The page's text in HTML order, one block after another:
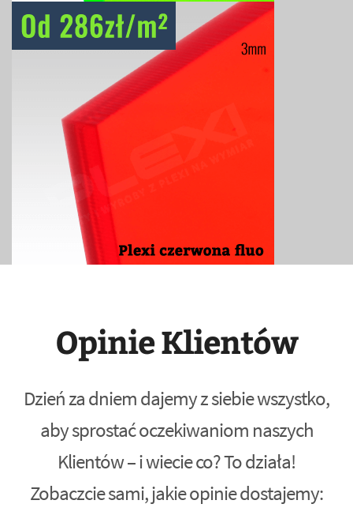
Opinie Klientów
Dzień za dniem dajemy z siebie wszystko,
aby sprostać oczekiwaniom naszych
Klientów – i wiecie co? To działa!
Zobaczcie sami, jakie opinie dostajemy: